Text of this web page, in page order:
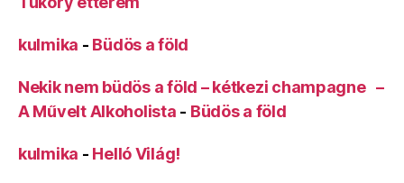
kulmika - Büdös a föld
Nekik nem büdös a föld – kétkezi champagne –
A Művelt Alkoholista - Büdös a föld
kulmika - Helló Világ!